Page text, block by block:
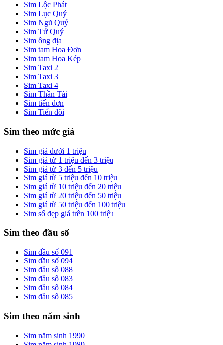
Sim Lộc Phát
Sim Lục Quý
Sim Ngũ Quý
Sim Tứ Quý
Sim ông địa
Sim tam Hoa Đơn
Sim tam Hoa Kép
Sim Taxi 2
Sim Taxi 3
Sim Taxi 4
Sim Thần Tài
Sim tiến đơn
Sim Tiến đôi
Sim theo mức giá
Sim giá dưới 1 triệu
Sim giá từ 1 triệu đến 3 triệu
Sim giá từ 3 đến 5 triệu
Sim giá từ 5 triệu đến 10 triệu
Sim giá từ 10 triệu đến 20 triệu
Sim giá từ 20 triệu đến 50 triệu
Sim giá từ 50 triệu đến 100 triệu
Sim số đẹp giá trên 100 triệu
Sim theo đầu số
Sim đầu số 091
Sim đầu số 094
Sim đầu số 088
Sim đầu số 083
Sim đầu số 084
Sim đầu số 085
Sim theo năm sinh
Sim năm sinh 1990